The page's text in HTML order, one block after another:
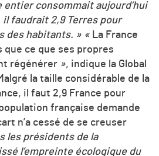
entier consommait aujourd’hui
il faudrait 2,9 Terres pour
des habitants. » « La France
que ce que ses propres
régénérer », indique la Global
la taille considérable de la
il faut 2,9 France pour
française demande
n’a cessé de se creuser
les présidents de la
l’empreinte écologique du